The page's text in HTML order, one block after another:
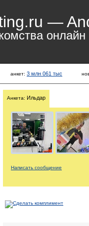
—
онлайн
анкет: 3 млн 061 тыс
Анкета: Ильдар
Написать сообщение